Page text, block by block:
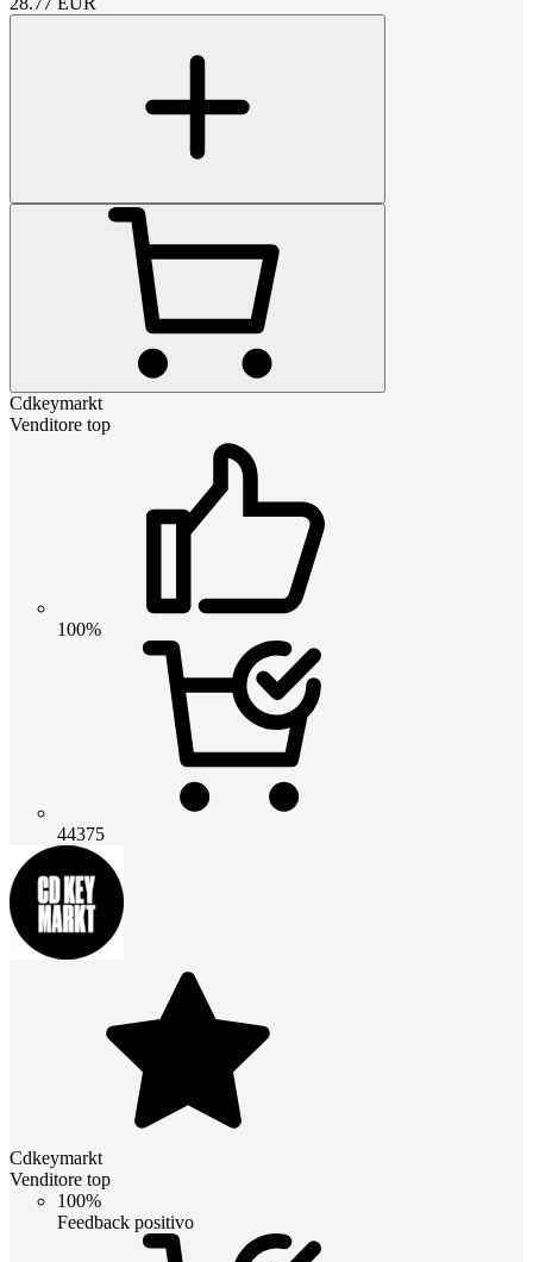
Cdkeymarkt
Venditore top
100%
44375
Cdkeymarkt
Venditore top
100%
Feedback positivo